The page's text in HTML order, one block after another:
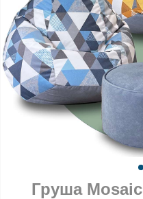
Груша Mosaic